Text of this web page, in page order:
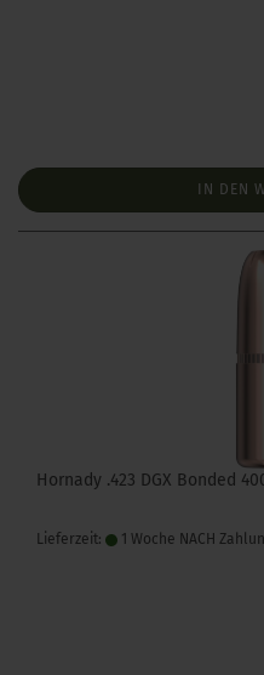
IN DEN
Hornady .423 DGX Bonded
Lieferzeit: 1 Woche NACH